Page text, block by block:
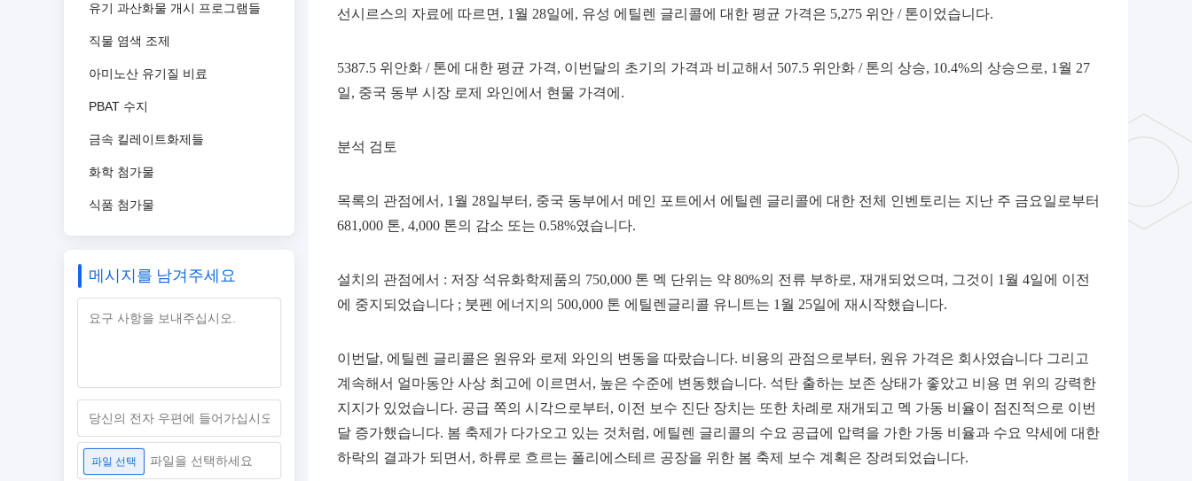
유기 과산화물 개시 프로그램들
직물 염색 조제
아미노산 유기질 비료
PBAT 수지
금속 킬레이트화제들
화학 첨가물
식품 첨가물
메시지를 남겨주세요
파일 선택 파일을 선택하세요
선시르스의 자료에 따르면, 1월 28일에, 유성 에틸렌 글리콜에 대한 평균 가격은 5,275 위안 / 톤이었습니다.
5387.5 위안화 / 톤에 대한 평균 가격, 이번달의 초기의 가격과 비교해서 507.5 위안화 / 톤의 상승, 10.4%의 상승으로, 1월 27
일, 중국 동부 시장 로제 와인에서 현물 가격에.
분석 검토
목록의 관점에서, 1월 28일부터, 중국 동부에서 메인 포트에서 에틸렌 글리콜에 대한 전체 인벤토리는 지난 주 금요일로부터
681,000 톤, 4,000 톤의 감소 또는 0.58%였습니다.
설치의 관점에서 : 저장 석유화학제품의 750,000 톤 멕 단위는 약 80%의 전류 부하로, 재개되었으며, 그것이 1월 4일에 이전
에 중지되었습니다 ; 붓펜 에너지의 500,000 톤 에틸렌글리콜 유니트는 1월 25일에 재시작했습니다.
이번달, 에틸렌 글리콜은 원유와 로제 와인의 변동을 따랐습니다. 비용의 관점으로부터, 원유 가격은 회사였습니다 그리고
계속해서 얼마동안 사상 최고에 이르면서, 높은 수준에 변동했습니다. 석탄 출하는 보존 상태가 좋았고 비용 면 위의 강력한
지지가 있었습니다. 공급 쪽의 시각으로부터, 이전 보수 진단 장치는 또한 차례로 재개되고 멕 가동 비율이 점진적으로 이번
달 증가했습니다. 봄 축제가 다가오고 있는 것처럼, 에틸렌 글리콜의 수요 공급에 압력을 가한 가동 비율과 수요 약세에 대한
하락의 결과가 되면서, 하류로 흐르는 폴리에스테르 공장을 위한 봄 축제 보수 계획은 장려되었습니다.